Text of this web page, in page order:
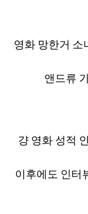
영화 망한거 소
앤드류
걍 영화 성적
이후에도 인터